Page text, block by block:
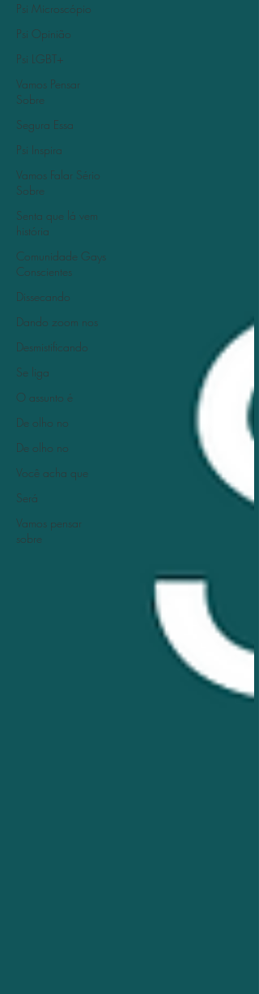
Psi Microscópio
Psi Opinião
Psi LGBT+
Vamos Pensar
Sobre
Segura Essa
Psi Inspira
Vamos Falar Sério
Sobre
Senta que lá vem
história
Comunidade Gays
Conscientes
Dissecando
Dando zoom nos
Desmistificando
Se liga
O assunto é
De olho no
De olho no
Você acha que
Será
Vamos pensar
sobre